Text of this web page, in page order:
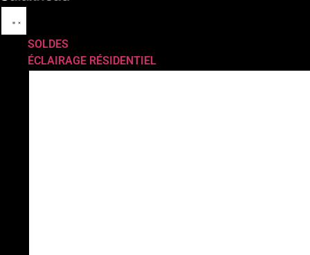
SOLDES
ÉCLAIRAGE RÉSIDENTIEL